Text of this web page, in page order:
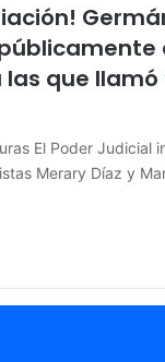
que llamó
El Poder Judicial
Merary Díaz y